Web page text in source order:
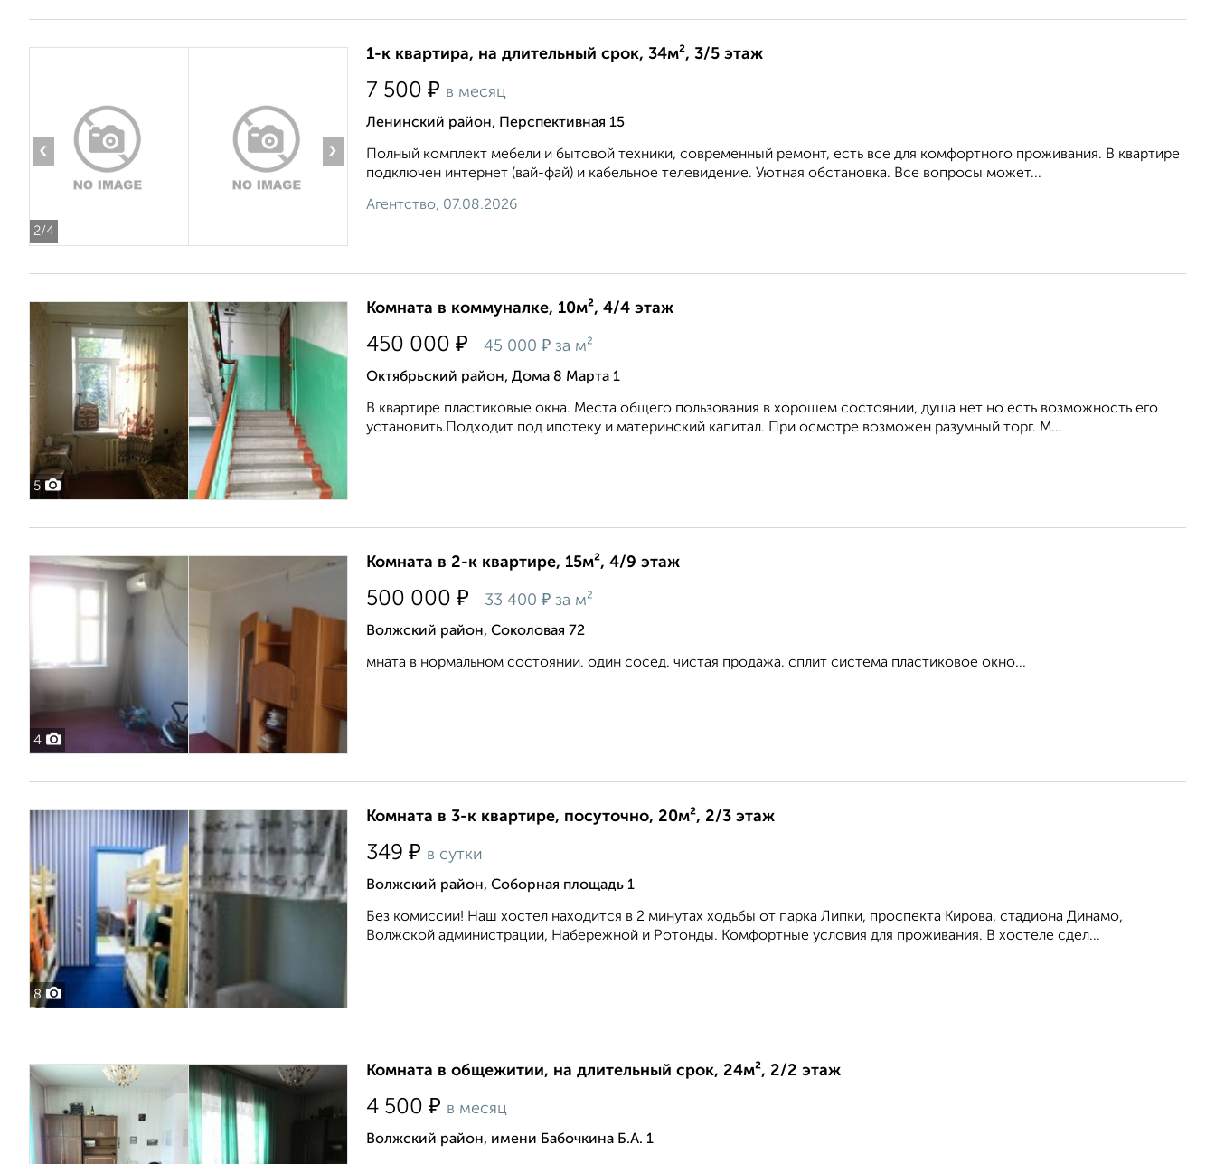
2/4
‹ ›
1-к квартира, на длительный срок, 34м², 3/5 этаж
7 500 ₽ в месяц
Ленинский район, Перспективная 15
Полный комплект мебели и бытовой техники, современный ремонт, есть все для комфортного проживания. В квартире
подключен интернет (вай-фай) и кабельное телевидение. Уютная обстановка. Все вопросы может...
Агентство, 07.08.2026
5
Комната в коммуналке, 10м², 4/4 этаж
450 000 ₽ 45 000 ₽ за м²
Октябрьский район, Дома 8 Марта 1
В квартире пластиковые окна. Места общего пользования в хорошем состоянии, душа нет но есть возможность его
установить.Подходит под ипотеку и материнский капитал. При осмотре возможен разумный торг. М...
4
Комната в 2-к квартире, 15м², 4/9 этаж
500 000 ₽ 33 400 ₽ за м²
Волжский район, Соколовая 72
мната в нормальном состоянии. один сосед. чистая продажа. сплит система пластиковое окно...
8
Комната в 3-к квартире, посуточно, 20м², 2/3 этаж
349 ₽ в сутки
Волжский район, Соборная площадь 1
Без комиссии! Наш хостел находится в 2 минутах ходьбы от парка Липки, проспекта Кирова, стадиона Динамо,
Волжской администрации, Набережной и Ротонды. Комфортные условия для проживания. В хостеле сдел...
Комната в общежитии, на длительный срок, 24м², 2/2 этаж
4 500 ₽ в месяц
Волжский район, имени Бабочкина Б.А. 1